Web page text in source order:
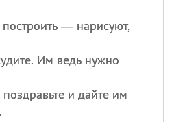
— нарисуют,
Им ведь нужно
и дайте им